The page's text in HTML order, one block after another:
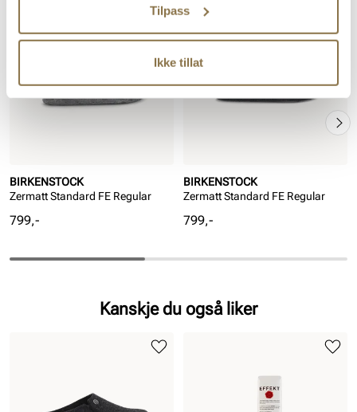
Tilpass
Ikke tillat
BIRKENSTOCK
Zermatt Standard FE Regular
Pris
799,-
BIRKENSTOCK
Zermatt Standard FE Regular
Pris
799,-
Kanskje du også liker